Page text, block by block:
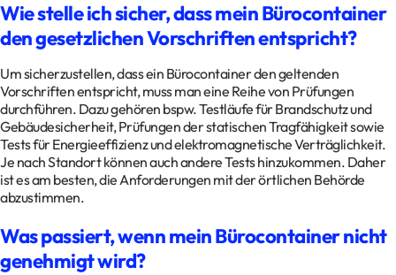
Wie stelle ich sicher, dass mein Bürocontainer
den gesetzlichen Vorschriften entspricht?
Um sicherzustellen, dass ein Bürocontainer den geltenden
Vorschriften entspricht, muss man eine Reihe von Prüfungen
durchführen. Dazu gehören bspw. Testläufe für Brandschutz und
Gebäudesicherheit, Prüfungen der statischen Tragfähigkeit sowie
Tests für Energieeffizienz und elektromagnetische Verträglichkeit.
Je nach Standort können auch andere Tests hinzukommen. Daher
ist es am besten, die Anforderungen mit der örtlichen Behörde
abzustimmen.
Was passiert, wenn mein Bürocontainer nicht
genehmigt wird?